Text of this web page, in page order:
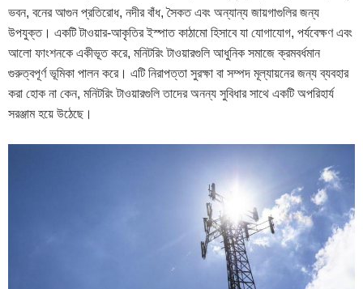
ভবন, বনের আগুন প্রতিরোধ, নদীর বাঁধ, সৈকত এবং অন্যান্য জায়গাগুলির জন্য
উপযুক্ত। একটি টাওয়ার-আকৃতির ইস্পাত কাঠামো হিসাবে যা যোগাযোগ, পর্যবেক্ষণ এবং
আলো ফাংশনকে একীভূত করে, মনিটরিং টাওয়ারগুলি আধুনিক সমাজে ক্রমবর্ধমান
গুরুত্বপূর্ণ ভূমিকা পালন করে। এটি নিরাপত্তা সুরক্ষা বা সম্পদ মূল্যায়নের জন্য ব্যবহার
করা হোক না কেন, মনিটরিং টাওয়ারগুলি তাদের অনন্য সুবিধার সাথে একটি অপরিহার্য
সরঞ্জাম হয়ে উঠেছে।